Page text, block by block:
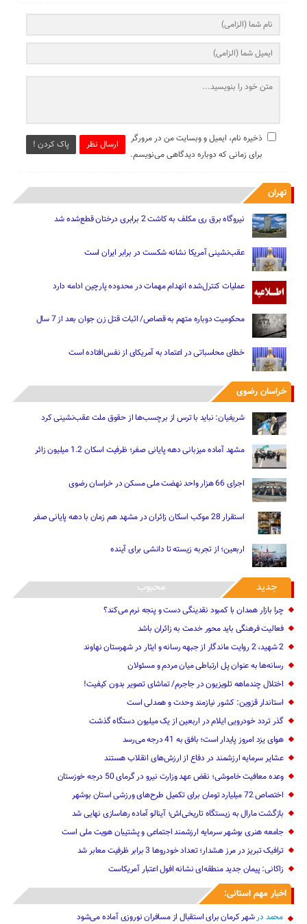
ارسال نظر پاک کردن !
ذخیره نام، ایمیل و وبسایت من در مرورگر
برای زمانی که دوباره دیدگاهی می‌نویسم.
تهران
نیروگاه برق ری مکلف به کاشت 2 برابری درختان قطع‌شده شد
عقب‌نشینی آمریکا نشانه شکست در برابر ایران است
عملیات کنترل‌شده انهدام مهمات در محدوده پارچین ادامه دارد
محکومیت دوباره متهم به قصاص/ اثبات قتل زن جوان بعد از 7 سال
خطای محاسباتی در اعتماد به آمریکای از نفس‌افتاده است
خراسان رضوی
شریفیان: نباید با ترس از برچسب‌ها از حقوق ملت عقب‌نشینی کرد
مشهد آماده میزبانی دهه پایانی صفر؛ ظرفیت اسکان 1.2 میلیون زائر
اجرای 66 هزار واحد نهضت ملی مسکن در خراسان رضوی
استقرار 28 موکب اسکان زائران در مشهد هم زمان با دهه پایانی صفر
اربعین؛ از تجربه زیسته تا دانشی برای آینده
جدید محبوب
چرا بازار همدان با کمبود نقدینگی دست و پنجه نرم می‌کند؟
فعالیت فرهنگی باید محور خدمت به زائران باشد
2 شهید، 2 روایت ماندگار از جبهه رسانه و ایثار در شهرستان نهاوند
رسانه‌ها به عنوان پل ارتباطی میان مردم و مسئولان
اختلال چندماهه تلویزیون در جاجرم/ تماشای تصویر بدون کیفیت!
استاندار قزوین: کشور نیازمند وحدت و همدلی است
گذر تردد خودرویی ایلام در اربعین از یک میلیون دستگاه گذشت
هوای یزد امروز پایدار است؛ بافق به 41 درجه می‌رسد
عشایر سرمایه ارزشمند در دفاع از ارزش‌های انقلاب هستند
وعده معافیت خاموشی؛ نقض عهد وزارت نیرو در گرمای 50 درجه خوزستان
اختصاص 72 میلیارد تومان برای تکمیل طرح‌های ورزشی استان بوشهر
بازگشت مارال به زیستگاه تاریخی‌اش؛ آینالو آماده رهاسازی نهایی شد
جامعه هنری بوشهر سرمایه ارزشمند اجتماعی و پشتیبان هویت ملی است
ترافیک تبریز در مرز هشدار؛ تعداد خودروها 3 برابر ظرفیت معابر شد
زاکانی: پیمان جدید منطقه‌ای نشانه افول اعتبار آمریکاست
اخبار مهم استانی:
محمد درشهر کرمان برای استقبال از مسافران نوروزی آماده می‌شود